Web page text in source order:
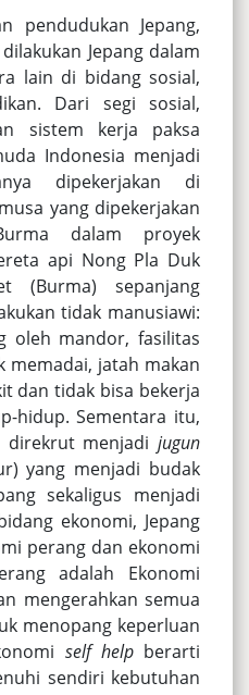
pendudukan Jepang,
Jepang dalam
lain di bidang sosial,
Dari segi sosial,
sistem kerja paksa
Indonesia menjadi
dipekerjakan di
yang dipekerjakan
dalam proyek
api Nong Pla Duk
(Burma) sepanjang
tidak manusiawi:
oleh mandor, fasilitas
memadai, jatah makan
dan tidak bisa bekerja
hidup. Sementara itu,
direkrut menjadi jugun
yang menjadi budak
sekaligus menjadi
ekonomi, Jepang
perang dan ekonomi
adalah Ekonomi
mengerahkan semua
menopang keperluan
self help berarti
sendiri kebutuhan